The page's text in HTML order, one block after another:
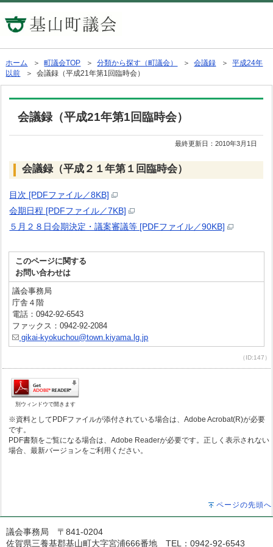
ホーム ＞町議会TOP ＞分類から探す（町議会） ＞会議録 ＞平成24年
以前 ＞ 会議録（平成21年第1回臨時会）
会議録（平成21年第1回臨時会）
最終更新日：2010年3月1日
会議録（平成２１年第１回臨時会）
目次 [PDFファイル／8KB]
会期日程 [PDFファイル／7KB]
５月２８日会期決定・議案審議等 [PDFファイル／90KB]
このページに関する
お問い合わせは
議会事務局
庁舎４階
電話：0942-92-6543
ファックス：0942-92-2084
gikai-kyokuchou@town.kiyama.lg.jp
（ID:147）
別ウィンドウで開きます
※資料としてPDFファイルが添付されている場合は、Adobe Acrobat(R)が必要
です。
PDF書類をご覧になる場合は、Adobe Readerが必要です。正しく表示されない
場合、最新バージョンをご利用ください。
ページの先頭へ
議会事務局 〒841-0204
佐賀県三養基郡基山町大字宮浦666番地 TEL：0942-92-6543